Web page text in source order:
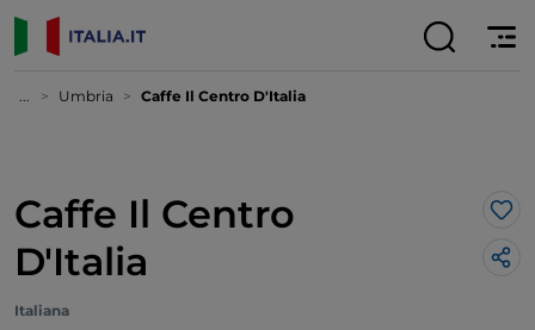
... Umbria Caffe Il Centro D'Italia
Caffe Il Centro
D'Italia
Italiana